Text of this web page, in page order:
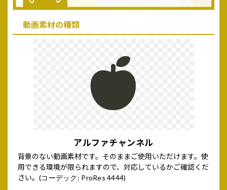
動画素材の種類
アルファチャンネル
背景のない動画素材です。そのままご使用いただけます。使
用できる環境が限られますので、対応しているかご確認くだ
さい。 (コーデック: ProRes 4444)